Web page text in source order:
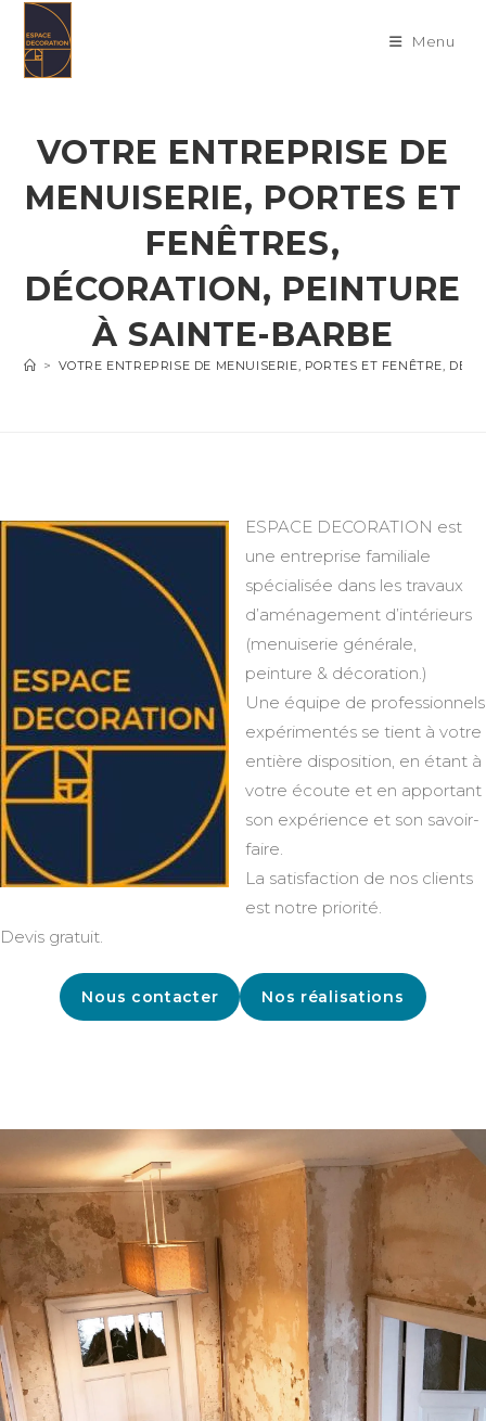
content
Menu
VOTRE ENTREPRISE DE
MENUISERIE, PORTES ET
FENÊTRES,
DÉCORATION, PEINTURE
À SAINTE-BARBE
> VOTRE ENTREPRISE DE MENUISERIE, PORTES ET FENÊTRE,
ESPACE DECORATION est
une entreprise familiale
spécialisée dans les travaux
d’aménagement d’intérieurs
(menuiserie générale,
peinture & décoration.)
Une équipe de professionnels
expérimentés se tient à votre
entière disposition, en étant à
votre écoute et en apportant
son expérience et son savoir-
faire.
La satisfaction de nos clients
est notre priorité.
Devis gratuit.
Nous contacter Nos réalisations